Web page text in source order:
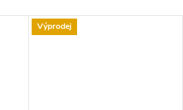
Výprodej